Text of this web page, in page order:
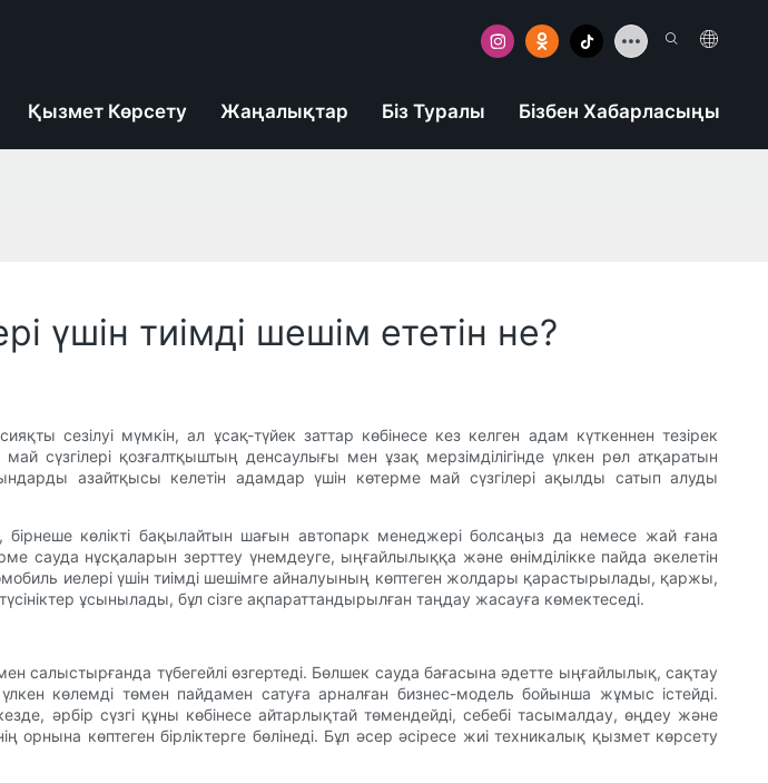
Қызмет Көрсету Жаңалықтар Біз Туралы Бізбен Хабарласыңы
үшін тиімді шешім ететін не?
сезілуі мүмкін, ал ұсақ-түйек заттар көбінесе кез келген адам күткеннен тезірек
сүзгілері қозғалтқыштың денсаулығы мен ұзақ мерзімділігінде үлкен рөл атқаратын
азайтқысы келетін адамдар үшін көтерме май сүзгілері ақылды сатып алуды
көлікті бақылайтын шағын автопарк менеджері болсаңыз да немесе жай ғана
нұсқаларын зерттеу үнемдеуге, ыңғайлылыққа және өнімділікке пайда әкелетін
иелері үшін тиімді шешімге айналуының көптеген жолдары қарастырылады, қаржы,
ұсынылады, бұл сізге ақпараттандырылған таңдау жасауға көмектеседі.
салыстырғанда түбегейлі өзгертеді. Бөлшек сауда бағасына әдетте ыңғайлылық, сақтау
көлемді төмен пайдамен сатуға арналған бизнес-модель бойынша жұмыс істейді.
әрбір сүзгі құны көбінесе айтарлықтай төмендейді, себебі тасымалдау, өңдеу және
көптеген бірліктерге бөлінеді. Бұл әсер әсіресе жиі техникалық қызмет көрсету